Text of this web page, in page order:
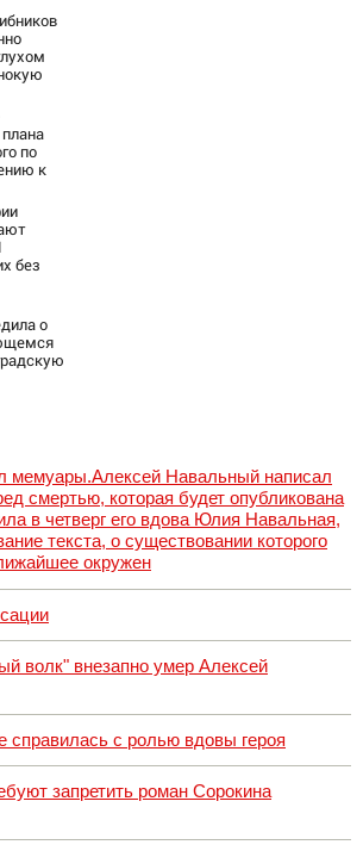
по
к
Коца
без
о
мемуары.Алексей Навальный написал
смертью, которая будет опубликована
в четверг его вдова Юлия Навальная,
текста, о существовании которого
окружен
волк" внезапно умер Алексей
с ролью вдовы героя
запретить роман Сорокина